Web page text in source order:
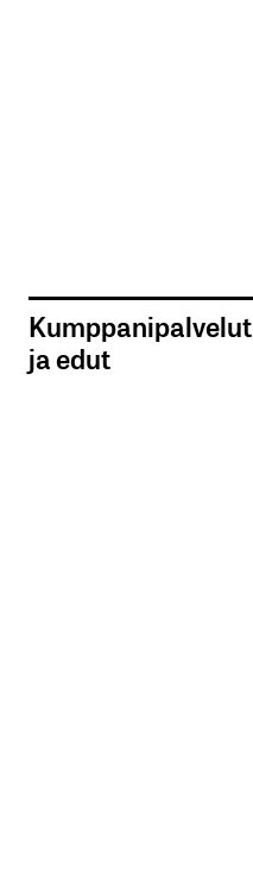
Kumppanipalvelut
ja edut